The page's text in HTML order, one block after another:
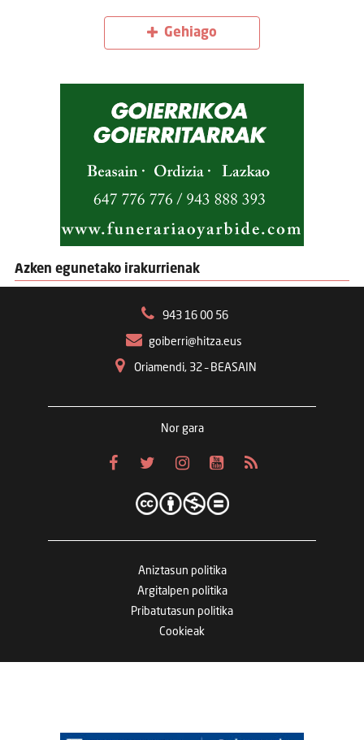
Gehiago
Azken egunetako irakurrienak
943 16 00 56
goiberri@hitza.eus
Oriamendi, 32 – BEASAIN
Nor gara
Aniztasun politika
Argitalpen politika
Pribatutasun politika
Cookieak